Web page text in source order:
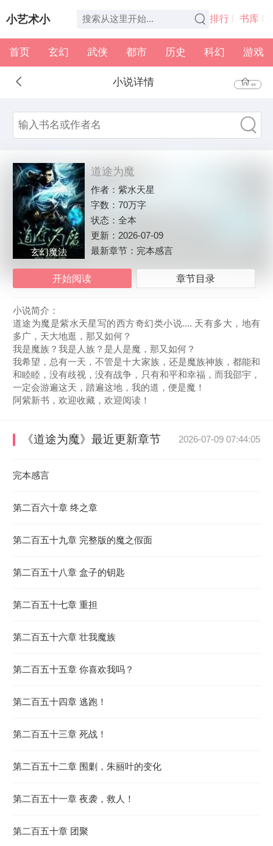
小艺术小
说
排行 书库
全本 书架
首页 玄幻 武侠 都市 历史 科幻 游戏
小说详情 首页
玄幻魔法
道途为魔
作者：紫水天星
字数：70万字
状态：全本
更新： 2026-07-09
最新章节： 完本感言
开始阅读 章节目录
小说简介：
道途为魔是紫水天星写的西方奇幻类小说.... 天有多大，地有
多广，天大地逛，那又如何？
我是魔族？我是人族？是人是魔，那又如何？
我希望，总有一天，不管是十大家族，还是魔族神族，都能和
和睦睦，没有歧视，没有战争，只有和平和幸福，而我邵宇，
一定会游遍这天，踏遍这地，我的道，便是魔！
阿紫新书，欢迎收藏，欢迎阅读！
《道途为魔》 最近更新章节 2026-07-09 07:44:05
完本感言
第二百六十章 终之章
第二百五十九章 完整版的魔之假面
第二百五十八章 盒子的钥匙
第二百五十七章 重担
第二百五十六章 壮我魔族
第二百五十五章 你喜欢我吗？
第二百五十四章 逃跑！
第二百五十三章 死战！
第二百五十二章 围剿，朱丽叶的变化
第二百五十一章 夜袭，救人！
第二百五十章 团聚